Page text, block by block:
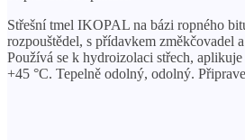
Střešní tmel IKOPAL na bázi ropného
rozpouštědel, s přídavkem změkčovadel
Používá se k hydroizolaci střech,
+45 °C. Tepelně odolný, odolný.